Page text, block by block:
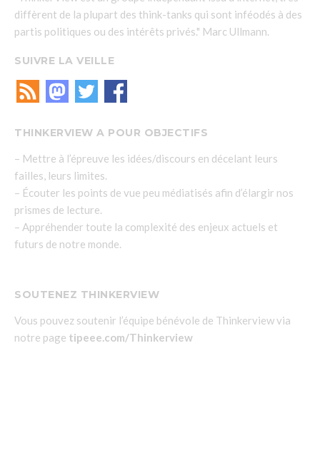
diffèrent de la plupart des think-tanks qui sont inféodés à des
partis politiques ou des intérêts privés." Marc Ullmann.
SUIVRE LA VEILLE
THINKERVIEW A POUR OBJECTIFS
– Mettre à l’épreuve les idées/discours en décelant leurs
failles, leurs limites.
– Écouter les points de vue peu médiatisés afin d’élargir nos
prismes de lecture.
– Appréhender toute la complexité des enjeux actuels et
futurs de notre monde.
SOUTENEZ THINKERVIEW
Vous pouvez soutenir l’équipe bénévole de Thinkerview via
notre page tipeee.com/Thinkerview